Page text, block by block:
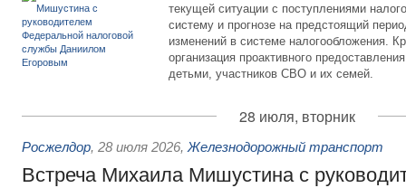
текущей ситуации с поступлениями
систему и прогнозе на предстоящий
изменений в системе налогообложения.
организация проактивного
детьми, участников СВО и их семей.
28 июля, вторник
Росжелдор, 28 июля 2026, Железнодорожный транспорт
Встреча Михаила Мишустина с